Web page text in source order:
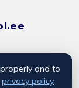
and to
privacy policy